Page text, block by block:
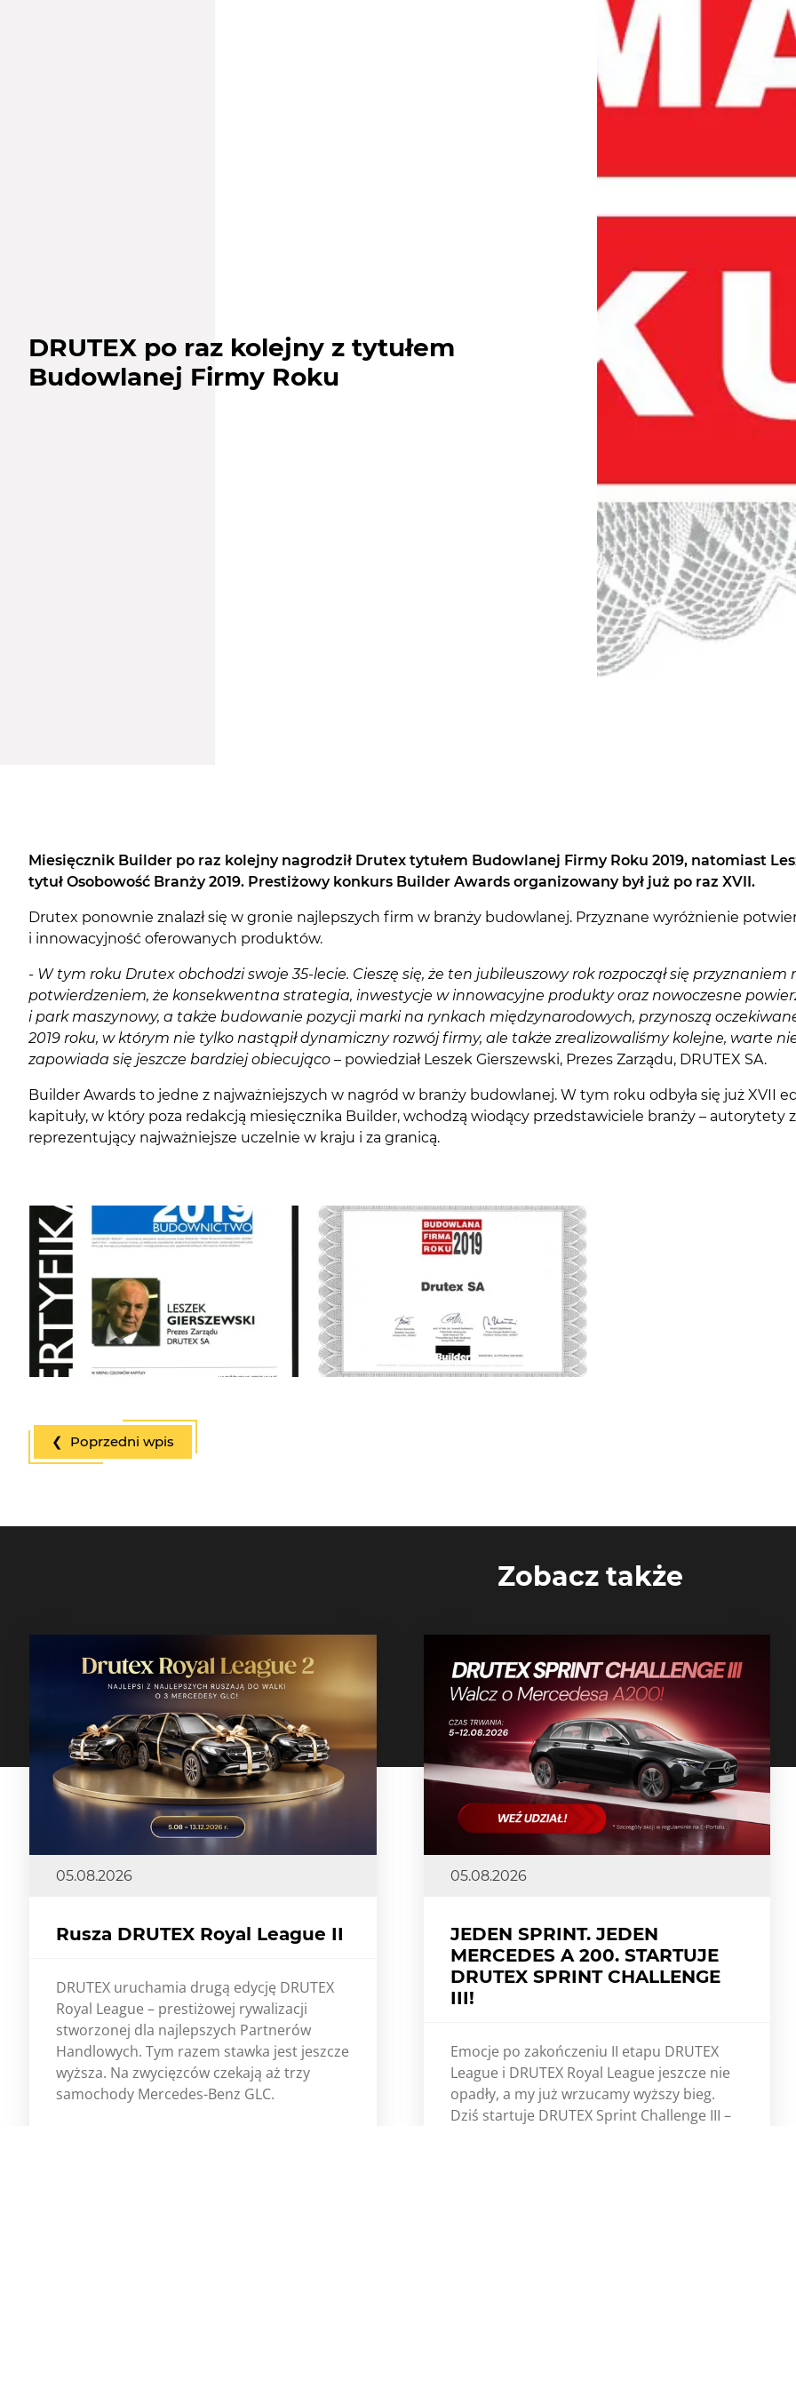
DRUTEX po raz kolejny z tytułem
Budowlanej Firmy Roku
Miesięcznik Builder po raz kolejny nagrodził Drutex tytułem Budowlanej Firmy Roku 2019, natomiast
tytuł Osobowość Branży 2019. Prestiżowy konkurs Builder Awards organizowany był już po raz XVII.
Drutex ponownie znalazł się w gronie najlepszych firm w branży budowlanej. Przyznane wyróżnienie
i innowacyjność oferowanych produktów.
- W tym roku Drutex obchodzi swoje 35-lecie. Cieszę się, że ten jubileuszowy rok rozpoczął się
potwierdzeniem, że konsekwentna strategia, inwestycje w innowacyjne produkty oraz nowoczesne
i park maszynowy, a także budowanie pozycji marki na rynkach międzynarodowych, przynoszą
2019 roku, w którym nie tylko nastąpił dynamiczny rozwój firmy, ale także zrealizowaliśmy kolejne, warte
zapowiada się jeszcze bardziej obiecująco – powiedział Leszek Gierszewski, Prezes Zarządu, DRUTEX SA.
Builder Awards to jedne z najważniejszych w nagród w branży budowlanej. W tym roku odbyła się już XVII
kapituły, w który poza redakcją miesięcznika Builder, wchodzą wiodący przedstawiciele branży –
reprezentujący najważniejsze uczelnie w kraju i za granicą.
❮ Poprzedni wpis
Zobacz także
05.08.2026
Rusza DRUTEX Royal League II
DRUTEX uruchamia drugą edycję DRUTEX
Royal League – prestiżowej rywalizacji
stworzonej dla najlepszych Partnerów
Handlowych. Tym razem stawka jest jeszcze
wyższa. Na zwycięzców czekają aż trzy
samochody Mercedes-Benz GLC.
05.08.2026
JEDEN SPRINT. JEDEN
MERCEDES A 200. STARTUJE
DRUTEX SPRINT CHALLENGE
III!
Emocje po zakończeniu II etapu DRUTEX
League i DRUTEX Royal League jeszcze nie
opadły, a my już wrzucamy wyższy bieg.
Dziś startuje DRUTEX Sprint Challenge III –